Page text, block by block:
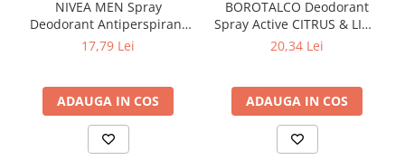
NIVEA MEN Spray
Deodorant Antiperspirant
INVISIBLE for BLACK &
17,79 Lei
ADAUGA IN COS
BOROTALCO Deodorant
Spray Active CITRUS & LIME
150 ml
20,34 Lei
ADAUGA IN COS